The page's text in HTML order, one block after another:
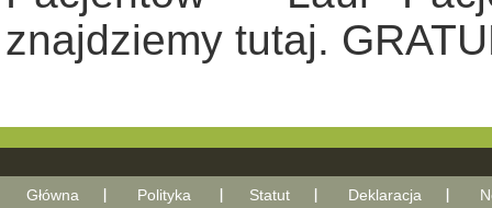
znajdziemy tutaj.
Główna Polityka Statut Deklaracja With